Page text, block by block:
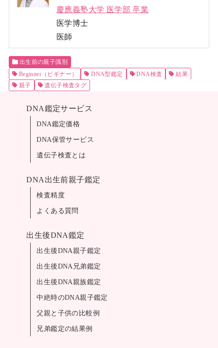
慶應義塾大学 医学部 卒業
医学博士
医師
出生前の親子識別
Beginner（ビギナー）
DNA型鑑定 DNA検査
結果
親子
遺伝子検査タグ
DNA鑑定サービス
DNA鑑定価格
DNA保管サービス
遺伝子検査とは
DNA出生前親子鑑定
検査精度
よくある質問
出生後DNA鑑定
出生後DNA親子鑑定
出生後DNA兄弟鑑定
出生後DNA親族鑑定
中絶時のDNA親子鑑定
父親と子供の比較例
兄弟鑑定の結果例